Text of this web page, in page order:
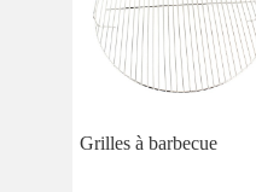
Grilles à barbecue